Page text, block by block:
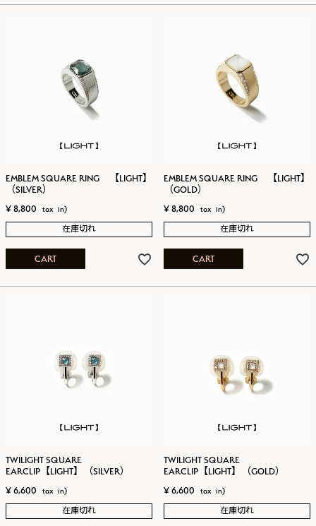
EMBLEM SQUARE RING 【LIGHT】
（SILVER）
¥ 8,800
在庫切れ
CART
EMBLEM SQUARE RING 【LIGHT】
（GOLD）
¥ 8,800
在庫切れ
CART
TWILIGHT SQUARE
EARCLIP【LIGHT】（SILVER）
¥ 6,600
在庫切れ
TWILIGHT SQUARE
EARCLIP【LIGHT】（GOLD）
¥ 6,600
在庫切れ